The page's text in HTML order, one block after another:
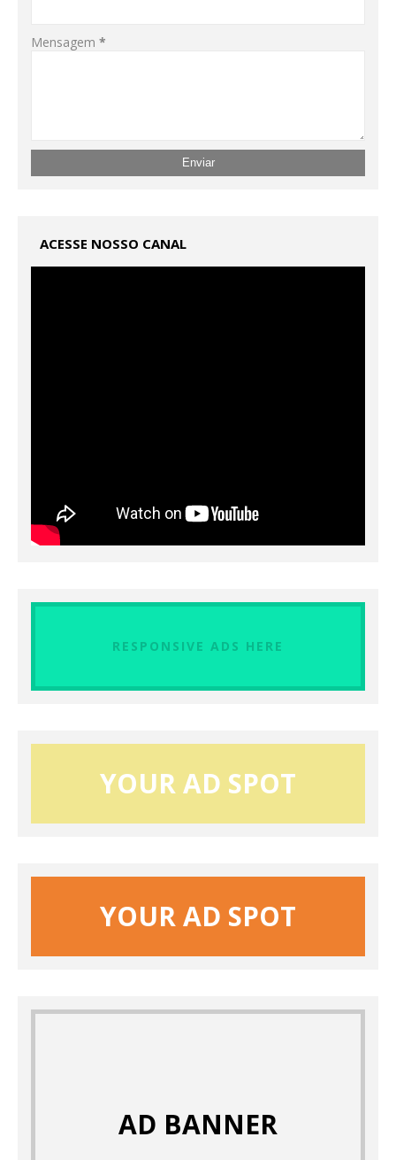
Mensagem *
ACESSE NOSSO CANAL
RESPONSIVE ADS HERE
YOUR AD SPOT
YOUR AD SPOT
AD BANNER